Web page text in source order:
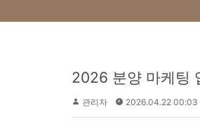
2026 분양 마케팅
관리자 2026.04.22 00:03